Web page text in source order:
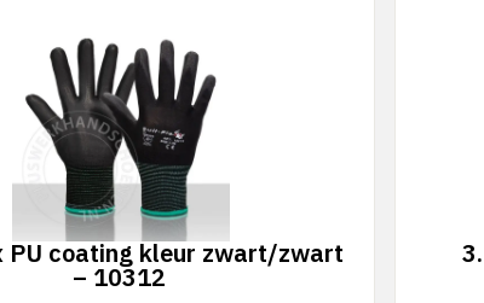
PU coating kleur zwart/zwart
– 10312
3.